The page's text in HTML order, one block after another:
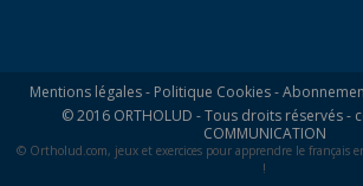
Mentions légales- Politique Cookies-
© 2016 ORTHOLUD - Tous droits réservés -
COMMUNICATION
© Ortholud.com, jeux et exercices pour apprendre le français
!